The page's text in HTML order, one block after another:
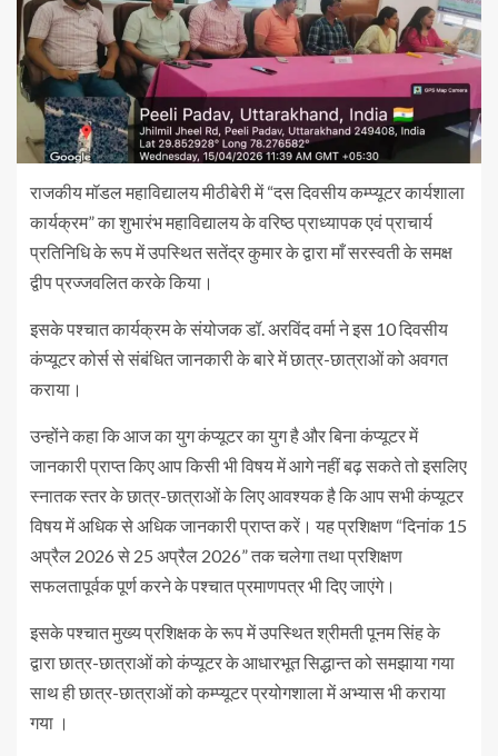
राजकीय मॉडल महाविद्यालय मीठीबेरी में “दस दिवसीय कम्प्यूटर कार्यशाला
कार्यक्रम” का शुभारंभ महाविद्यालय के वरिष्ठ प्राध्यापक एवं प्राचार्य
प्रतिनिधि के रूप में उपस्थित सतेंद्र कुमार के द्वारा माँ सरस्वती के समक्ष
द्वीप प्रज्जवलित करके किया।
इसके पश्चात कार्यक्रम के संयोजक डॉ. अरविंद वर्मा ने इस 10 दिवसीय
कंप्यूटर कोर्स से संबंधित जानकारी के बारे में छात्र-छात्राओं को अवगत
कराया।
उन्होंने कहा कि आज का युग कंप्यूटर का युग है और बिना कंप्यूटर में
जानकारी प्राप्त किए आप किसी भी विषय में आगे नहीं बढ़ सकते तो इसलिए
स्नातक स्तर के छात्र-छात्राओं के लिए आवश्यक है कि आप सभी कंप्यूटर
विषय में अधिक से अधिक जानकारी प्राप्त करें। यह प्रशिक्षण “दिनांक 15
अप्रैल 2026 से 25 अप्रैल 2026” तक चलेगा तथा प्रशिक्षण
सफलतापूर्वक पूर्ण करने के पश्चात प्रमाणपत्र भी दिए जाएंगे।
इसके पश्चात मुख्य प्रशिक्षक के रूप में उपस्थित श्रीमती पूनम सिंह के
द्वारा छात्र-छात्राओं को कंप्यूटर के आधारभूत सिद्धान्त को समझाया गया
साथ ही छात्र-छात्राओं को कम्प्यूटर प्रयोगशाला में अभ्यास भी कराया
गया ।